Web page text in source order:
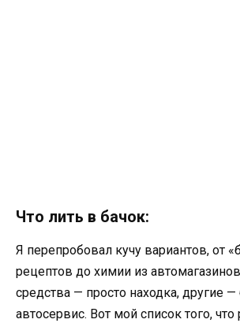
Что лить в бачок:
Я перепробовал кучу вариантов, от
рецептов до химии из
средства — просто находка, другие —
автосервис. Вот мой список того, что